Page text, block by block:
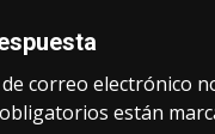
correo electrónico
están